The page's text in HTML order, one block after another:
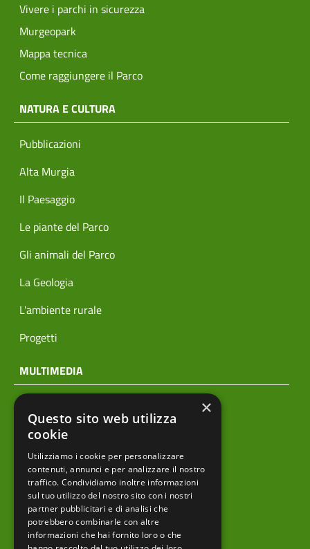
Vivere i parchi in sicurezza
Murgeopark
Mappa tecnica
Come raggiungere il Parco
NATURA E CULTURA
Pubblicazioni
Alta Murgia
Il Paesaggio
Le piante del Parco
Gli animali del Parco
La Geologia
L'ambiente rurale
Progetti
MULTIMEDIA
Archivio news
Prodotti editoriali
menu footer
Ente
×
Questo sito web utilizza
cookie
Utilizziamo i cookie per personalizzare
contenuti, annunci e per analizzare il nostro
traffico. Condividiamo inoltre informazioni
sul tuo utilizzo del nostro sito con i nostri
partner pubblicitari e di analisi che
potrebbero combinarle con altre
informazioni che hai fornito loro o che